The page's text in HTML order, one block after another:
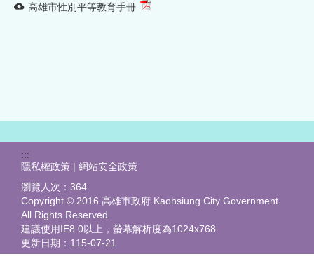
高雄市性別平等教育手冊
:::
隱私權政策 | 網站安全政策
瀏覽人次： 364
Copyright © 2016 高雄市政府 Kaohsiung City Government.
All Rights Reserved.
建議使用IE8.0以上，螢幕解析度為1024x768
更新日期： 115-07-21